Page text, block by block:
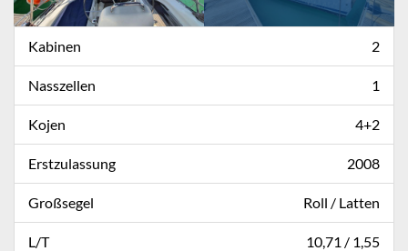
Kabinen 2
Nasszellen 1
Kojen 4+2
Erstzulassung 2008
Großsegel Roll / Latten
L/T 10,71 / 1,55